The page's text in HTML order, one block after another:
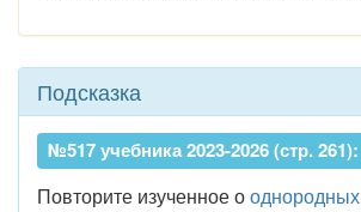
Подсказка
№517 учебника 2023-2026 (стр. 261):
Повторите изученное ооднородных